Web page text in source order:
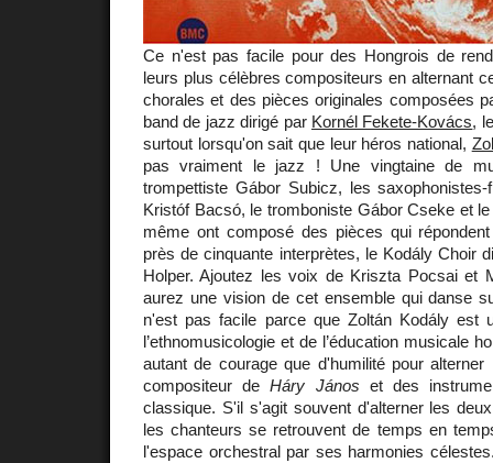
Ce n'est pas facile pour des Hongrois de
leurs plus célèbres compositeurs en alternant
chorales et des pièces originales composées
band de jazz dirigé par Kornél Fekete-Kovács,
surtout lorsqu'on sait que leur héros national,
pas vraiment le jazz ! Une vingtaine de
trompettiste Gábor Subicz, les
Kristóf Bacsó, le tromboniste Gábor Cseke et
même ont composé des pièces qui
près de cinquante interprètes, le Kodály Choir
Holper. Ajoutez les voix de Kriszta Pocsai et
aurez une vision de cet ensemble qui danse
n'est pas facile parce que Zoltán Kodály est
l’ethnomusicologie et de l’éducation musicale
autant de courage que d'humilité pour
compositeur deHáry János et des
classique. S'il s'agit souvent d'alterner les
les chanteurs se retrouvent de temps en
l'espace orchestral par ses harmonies